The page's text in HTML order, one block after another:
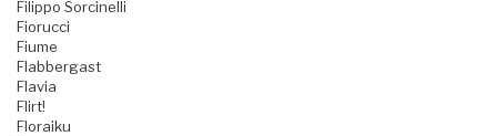
Filippo Sorcinelli
Fiorucci
Fiume
Flabbergast
Flavia
Flirt!
Floraiku